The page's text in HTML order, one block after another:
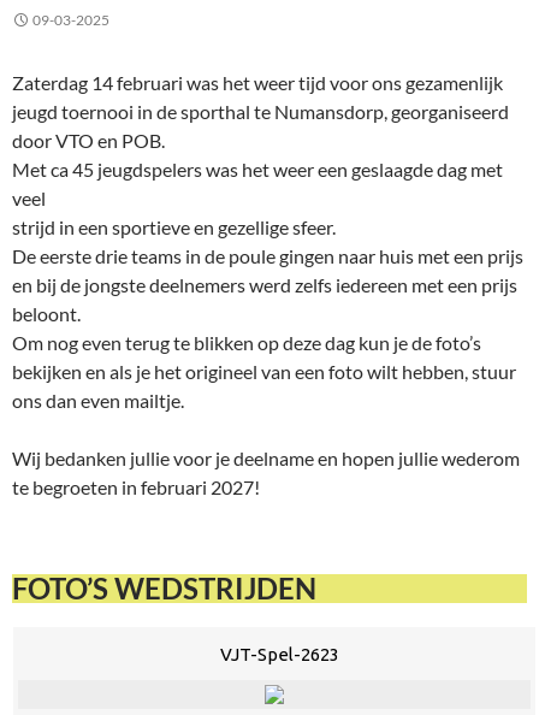
09-03-2025
Zaterdag 14 februari was het weer tijd voor ons gezamenlijk
jeugd toernooi in de sporthal te Numansdorp, georganiseerd
door VTO en POB.
Met ca 45 jeugdspelers was het weer een geslaagde dag met
veel
strijd in een sportieve en gezellige sfeer.
De eerste drie teams in de poule gingen naar huis met een prijs
en bij de jongste deelnemers werd zelfs iedereen met een prijs
beloont.
Om nog even terug te blikken op deze dag kun je de foto’s
bekijken en als je het origineel van een foto wilt hebben, stuur
ons dan even mailtje.
Wij bedanken jullie voor je deelname en hopen jullie wederom
te begroeten in februari 2027!
FOTO’S WEDSTRIJDEN
VJT-Spel-2623